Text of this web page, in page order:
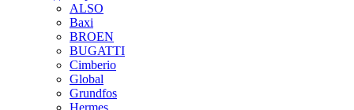
ALSO
Baxi
BROEN
BUGATTI
Cimberio
Global
Grundfos
Hermes